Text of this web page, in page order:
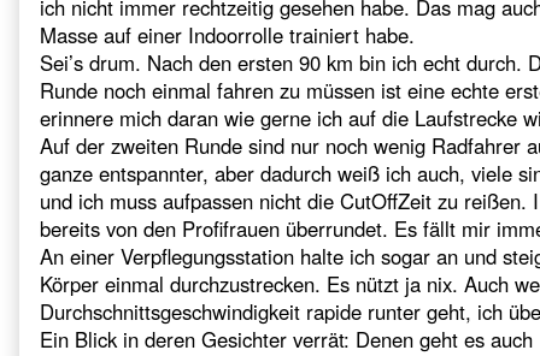
ich nicht immer rechtzeitig gesehen habe. Das mag
Masse auf einer Indoorrolle trainiert habe.
Sei’s drum. Nach den ersten 90 km bin ich echt durch.
Runde noch einmal fahren zu müssen ist eine echte
erinnere mich daran wie gerne ich auf die Laufstrecke
Auf der zweiten Runde sind nur noch wenig Radfahrer
ganze entspannter, aber dadurch weiß ich auch, viele
und ich muss aufpassen nicht die CutOffZeit zu reißen.
bereits von den Profifrauen überrundet. Es fällt mir
An einer Verpflegungsstation halte ich sogar an und
Körper einmal durchzustrecken. Es nützt ja nix. Auch
Durchschnittsgeschwindigkeit rapide runter geht, ich
Ein Blick in deren Gesichter verrät: Denen geht es